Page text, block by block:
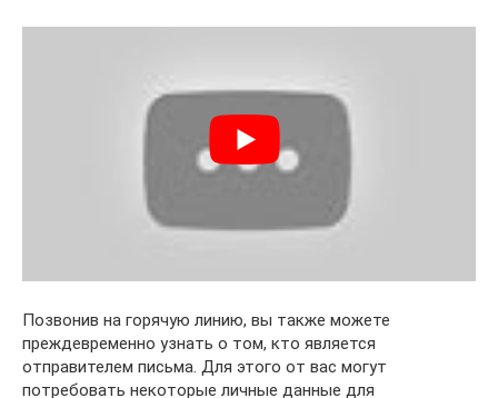
Позвонив на горячую линию, вы также можете
преждевременно узнать о том, кто является
отправителем письма. Для этого от вас могут
потребовать некоторые личные данные для